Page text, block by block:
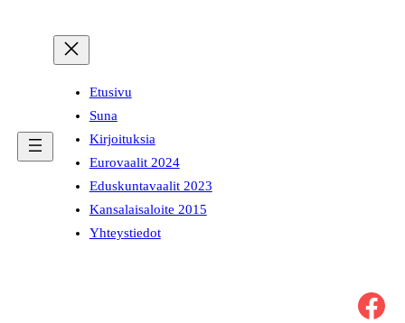
Etusivu
Suna
Kirjoituksia
Eurovaalit 2024
Eduskuntavaalit 2023
Kansalaisaloite 2015
Yhteystiedot
Facebook